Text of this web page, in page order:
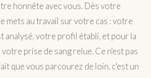
honnête avec vous. Dès votre
mets au travail sur votre cas : votre
analysé, votre profil établi, et pour la
prise de sang relue. Ce n'est pas
que vous parcourez de loin, c'est un